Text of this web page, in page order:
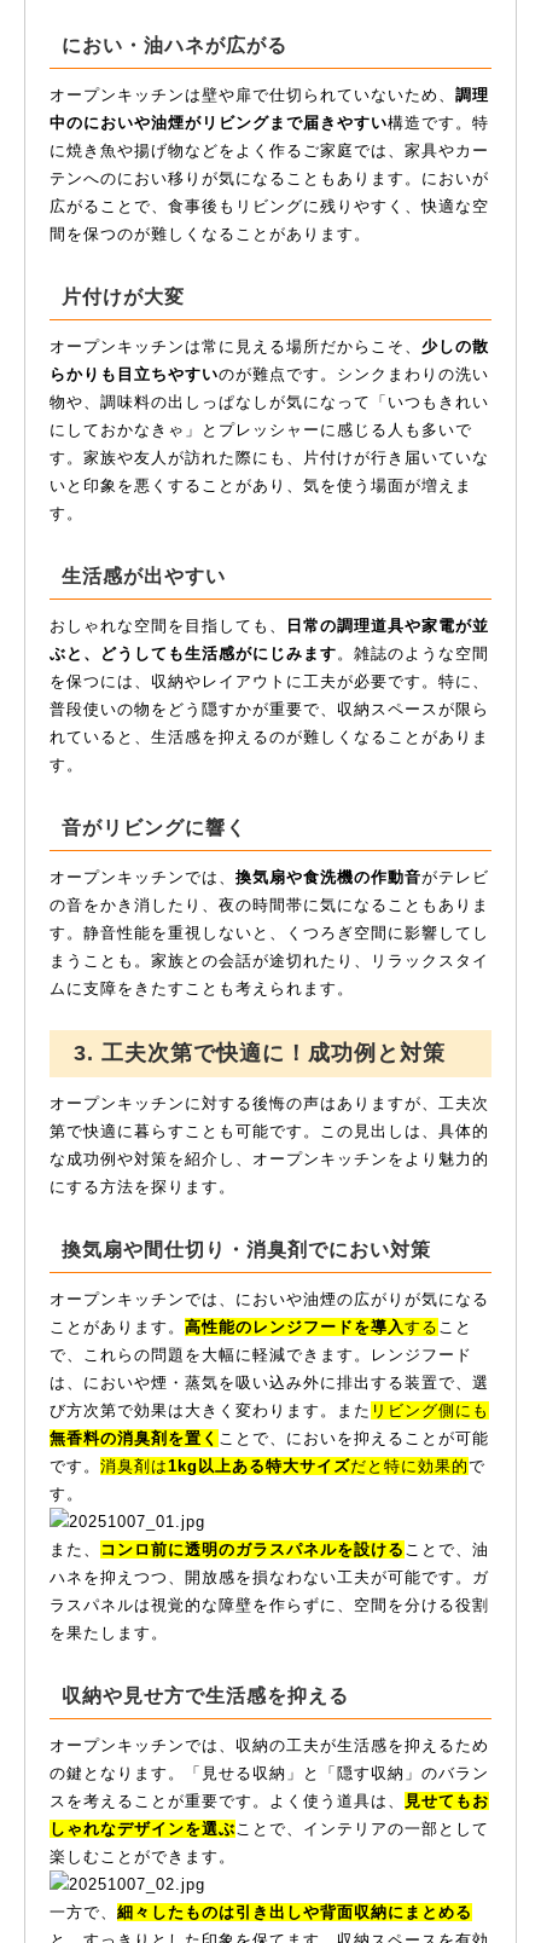
におい・油ハネが広がる
オープンキッチンは壁や扉で仕切られていないため、 調理
中のにおいや油煙がリビングまで届きやすい構造です。特
に焼き魚や揚げ物などをよく作るご家庭では、家具やカー
テンへのにおい移りが気になることもあります。においが
広がることで、食事後もリビングに残りやすく、快適な空
間を保つのが難しくなることがあります。
片付けが大変
オープンキッチンは常に見える場所だからこそ、 少しの散
らかりも目立ちやすいのが難点です。シンクまわりの洗い
物や、調味料の出しっぱなしが気になって「いつもきれい
にしておかなきゃ」とプレッシャーに感じる人も多いで
す。家族や友人が訪れた際にも、片付けが行き届いていな
いと印象を悪くすることがあり、気を使う場面が増えま
す。
生活感が出やすい
おしゃれな空間を目指しても、
日常の調理道具や家電が並
ぶと、どうしても生活感がにじみます。雑誌のような空間
を保つには、収納やレイアウトに工夫が必要です。特に、
普段使いの物をどう隠すかが重要で、収納スペースが限ら
れていると、生活感を抑えるのが難しくなることがありま
す。
音がリビングに響く
オープンキッチンでは、 換気扇や食洗機の作動音がテレビ
の音をかき消したり、夜の時間帯に気になることもありま
す。静音性能を重視しないと、くつろぎ空間に影響してし
まうことも。家族との会話が途切れたり、リラックスタイ
ムに支障をきたすことも考えられます。
3. 工夫次第で快適に！成功例と対策
オープンキッチンに対する後悔の声はありますが、工夫次
第で快適に暮らすことも可能です。この見出しは、具体的
な成功例や対策を紹介し、オープンキッチンをより魅力的
にする方法を探ります。
換気扇や間仕切り・消臭剤でにおい対策
オープンキッチンでは、においや油煙の広がりが気になる
ことがあります。 高性能のレンジフードを導入する こと
で、これらの問題を大幅に軽減できます。レンジフード
は、においや煙・蒸気を吸い込み外に排出する装置で、選
び方次第で効果は大きく変わります。また リビング側にも
無香料の消臭剤を置く ことで、においを抑えることが可能
です。 消臭剤は1kg以上ある特大サイズだと特に効果的で
す。
また、 コンロ前に透明のガラスパネルを設ける ことで、油
ハネを抑えつつ、開放感を損なわない工夫が可能です。ガ
ラスパネルは視覚的な障壁を作らずに、空間を分ける役割
を果たします。
収納や見せ方で生活感を抑える
オープンキッチンでは、収納の工夫が生活感を抑えるため
の鍵となります。「見せる収納」と「隠す収納」のバラン
スを考えることが重要です。よく使う道具は、
見せてもお
しゃれなデザインを選ぶことで、インテリアの一部として
楽しむことができます。
一方で、 細々したものは引き出しや背面収納にまとめる